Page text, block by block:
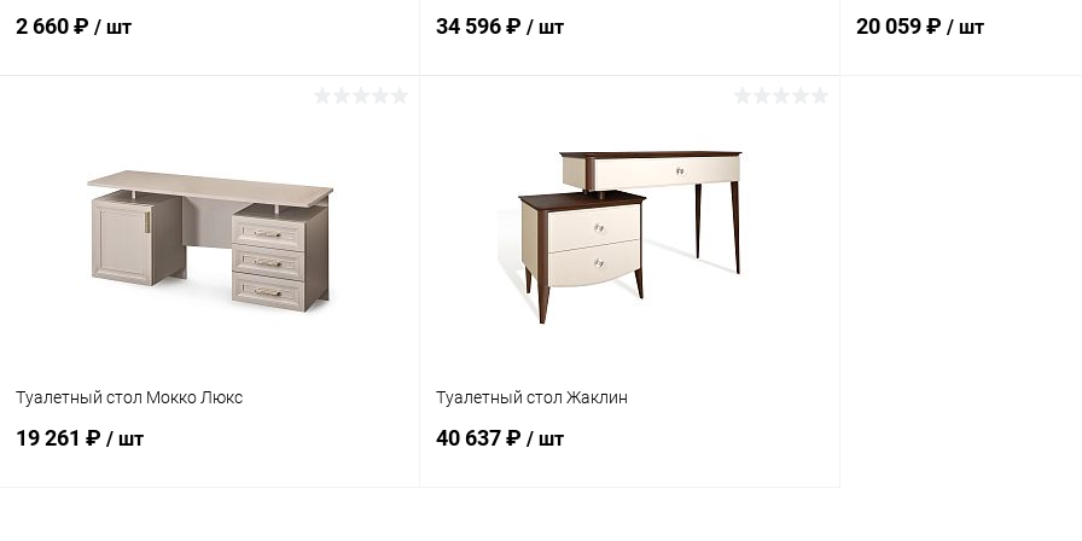
2 660 ₽ / шт
Купить в 1 клик Сравнение
Под заказ
34 596 ₽ / шт
Купить в 1 клик Сравнение
В наличии
20 059 ₽ / шт
Туалетный стол Мокко Люкс
19 261 ₽ / шт
Туалетный стол Жаклин
40 637 ₽ / шт